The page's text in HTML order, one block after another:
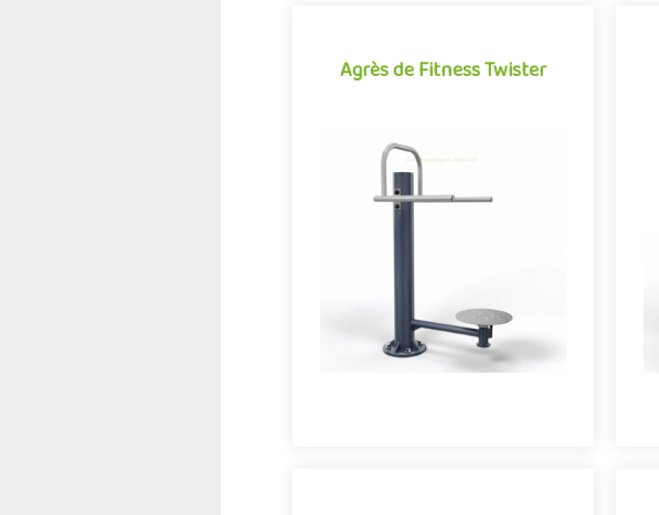
Agrès de Fitness Twister
Agrès de Fitness Twister
Agrès de fitness de plein air
conjuguant activités sportives et